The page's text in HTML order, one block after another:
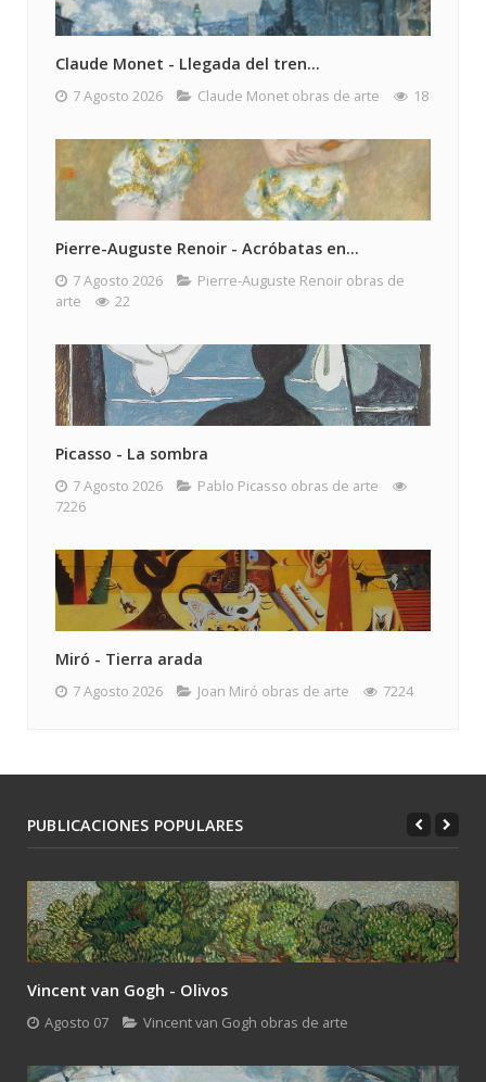
Claude Monet - Llegada del tren...
7 Agosto 2026 Claude Monet obras de arte 18
Pierre-Auguste Renoir - Acróbatas en...
7 Agosto 2026
Pierre-Auguste Renoir obras de
arte
22
Picasso - La sombra
7 Agosto 2026
Pablo Picasso obras de arte
7226
Miró - Tierra arada
7 Agosto 2026 Joan Miró obras de arte 7224
PUBLICACIONES POPULARES
Vincent van Gogh - Olivos
Agosto 07 Vincent van Gogh obras de arte